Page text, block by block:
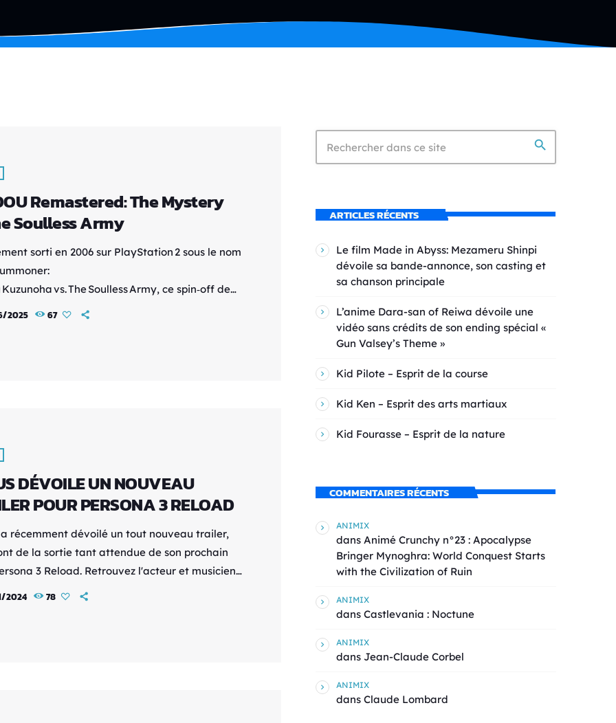
Remastered: The Mystery
Soulless Army
sorti en 2006 sur PlayStation 2 sous le nom
vs. The Soulless Army, ce spin‑off de
Shin Megami Tensei misait dès l'origine sur
2025 67
DÉVOILE UN NOUVEAU
POUR PERSONA 3 RELOAD
a récemment dévoilé un tout nouveau trailer,
de la sortie tant attendue de son prochain
3 Reload. Retrouvez l'acteur et musicien
connu pour son rôle de Numéro Cinq
2024 78
search
ARTICLES RÉCENTS
Le film Made in Abyss: Mezameru Shinpi
dévoile sa bande-annonce, son casting et
sa chanson principale
L’anime Dara-san of Reiwa dévoile une
vidéo sans crédits de son ending spécial «
Gun Valsey’s Theme »
Kid Pilote – Esprit de la course
Kid Ken – Esprit des arts martiaux
Kid Fourasse – Esprit de la nature
COMMENTAIRES RÉCENTS
ANIMIX
dans Animé Crunchy n°23 : Apocalypse
Bringer Mynoghra: World Conquest Starts
with the Civilization of Ruin
ANIMIX
dans Castlevania : Noctune
ANIMIX
dans Jean-Claude Corbel
ANIMIX
dans Claude Lombard